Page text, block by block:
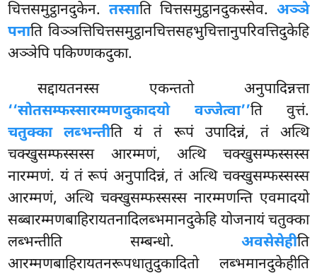
चित्तसमुट्ठानदुकेन.तस्साति चित्तसमुट्ठानदुकस्सेव. अञ्ञे
पनाति विञ्ञत्तिचित्तसमुट्ठानचित्तसहभुचित्तानुपरिवत्तिदुकेहि
अञ्ञेपि पकिण्णकदुका.
सद्दायतनस्स एकन्ततो अनुपादिन्नत्ता
‘‘सोतसम्फस्सारम्मणदुकादयो वज्जेत्वा’’ति वुत्तं.
चतुक्का लब्भन्तीति यं तं रूपं उपादिन्नं, तं अत्थि
चक्खुसम्फस्सस्स आरम्मणं, अत्थि चक्खुसम्फस्सस्स
नारम्मणं. यं तं रूपं अनुपादिन्नं, तं अत्थि चक्खुसम्फस्सस्स
आरम्मणं, अत्थि चक्खुसम्फस्सस्स नारम्मणन्ति एवमादयो
सब्बारम्मणबाहिरायतनादिलब्भमानदुकेहि योजनायं चतुक्का
लब्भन्तीति सम्बन्धो. अवसेसेहीति
आरम्मणबाहिरायतनरूपधातुदुकादितो लब्भमानदुकेहीति